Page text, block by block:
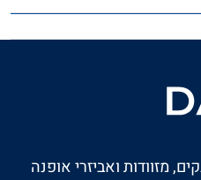
מזוודות ואביזרי אופנה